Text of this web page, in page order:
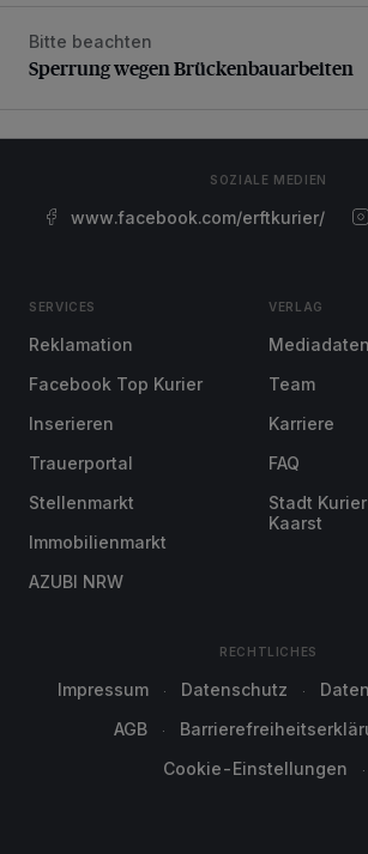
Sperrung wegen Brückenbauarbeiten
Bitte beachten
Sperrung wegen Brückenbauarbeiten
SOZIALE MEDIEN
www.facebook.com/erftkurier/
SERVICES
Reklamation
Facebook Top Kurier
Inserieren
Trauerportal
Stellenmarkt
Immobilienmarkt
AZUBI NRW
VERLAG
Mediadaten
Team
Karriere
FAQ
Stadt
Kaarst
RECHTLICHES
Impressum Datenschutz
AGB
Cookie-Einstellungen